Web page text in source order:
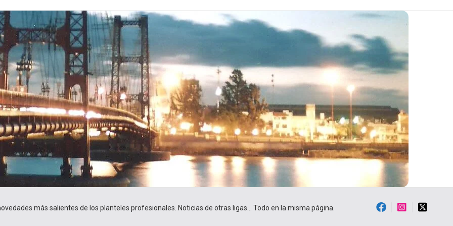
más salientes de los planteles profesionales. Noticias de otras ligas… Todo en la misma página.